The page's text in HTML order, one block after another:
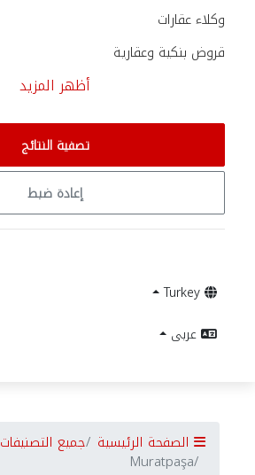
وكلاء عقارات
قروض بنكية وعقارية
أظهر المزيد
تصفية النتائج
إعادة ضبط
Turkey
عربى
الصفحة الرئيسية جميع التصنيفات
Muratpaşa